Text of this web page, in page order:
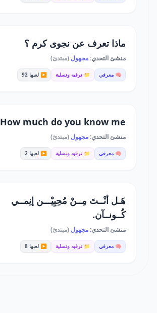
ماذا تعرف عن نجوى كرم ؟
منشئ التحدي:مجهول (مبتدئ)
🧠 معرفي 📁 ترفيه وتسلية ▶️ لعبها 92
How much do you know me ?
منشئ التحدي:مجهول (مبتدئ)
🧠 معرفي 📁 ترفيه وتسلية ▶️ لعبها 2
هَـل أنْــتَ مِــنْ مُحِبِيْـــن إنِمــي
كُــونــآن.
منشئ التحدي:مجهول (مبتدئ)
🧠 معرفي 📁 ترفيه وتسلية ▶️ لعبها 8